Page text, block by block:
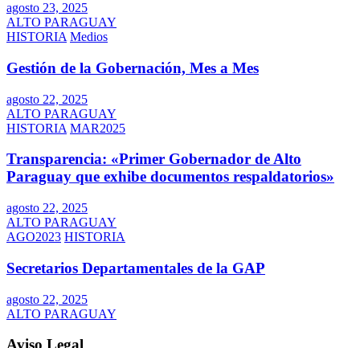
agosto 23, 2025
ALTO PARAGUAY
HISTORIA Medios
Gestión de la Gobernación, Mes a Mes
agosto 22, 2025
ALTO PARAGUAY
HISTORIA MAR2025
Transparencia: «Primer Gobernador de Alto
Paraguay que exhibe documentos respaldatorios»
agosto 22, 2025
ALTO PARAGUAY
AGO2023 HISTORIA
Secretarios Departamentales de la GAP
agosto 22, 2025
ALTO PARAGUAY
Aviso Legal